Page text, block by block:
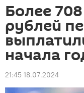
Более
рублей
начала
21:45 18.07.2024